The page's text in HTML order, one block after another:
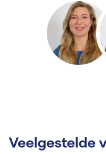
Veelgestelde